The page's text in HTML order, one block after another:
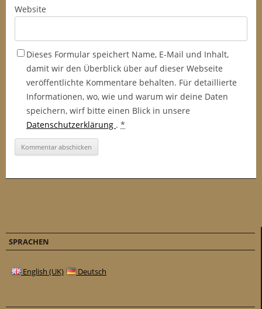
Website
Dieses Formular speichert Name, E-Mail und Inhalt,
damit wir den Überblick über auf dieser Webseite
veröffentlichte Kommentare behalten. Für detaillierte
Informationen, wo, wie und warum wir deine Daten
speichern, wirf bitte einen Blick in unsere
Datenschutzerklärung . *
SPRACHEN
English (UK) Deutsch